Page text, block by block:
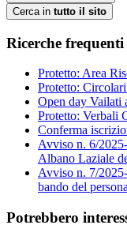
Cerca in tutto il sito
Ricerche frequenti
Protetto: Area
Protetto:
Open day Vailati
Protetto: Verbali
Conferma
Avviso n. 6/
Albano Laziale
Avviso n. 7/
bando del
Potrebbero